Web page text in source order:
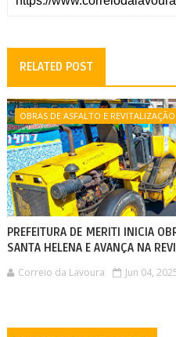
RELATED POST
OBRAS DE ASFALTO E REVITALIZAÇÃO
PREFEITURA DE MERITI INICIA
SANTA HELENA E AVANÇA NA
Correio da Lavoura Jun 04,